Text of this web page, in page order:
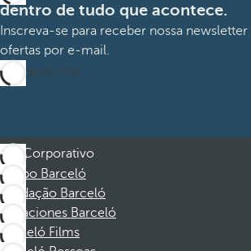
dentro de tudo que acontece.
Inscreva-se para receber nossa newsletter
ofertas por e-mail.
Inscrever-me
Corporativo
Grupo Barceló
Fundação Barceló
Vacaciones Barceló
Barceló Films